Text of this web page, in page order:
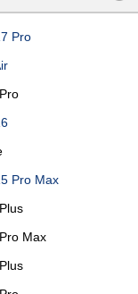
Pro
Pro Max
Max